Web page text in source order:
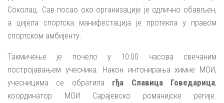
Соколац. Сав посао око организације је одлично обављен,
а цијела спортска манифестација је протекла у правом
спортском амбијенту.
Такмичење је почело у 10:00 часова свечаним
постројавањем учесника. Након интонирања химне МОИ,
учесницима се обратила гђа Славица Говедарица,
координатор МОИ Сарајевско романијске регије.